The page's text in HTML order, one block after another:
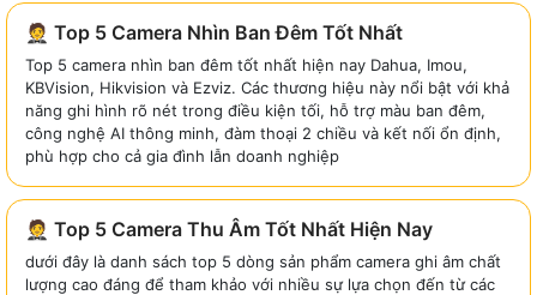
🤵 Top 5 Camera Nhìn Ban Đêm Tốt Nhất
Top 5 camera nhìn ban đêm tốt nhất hiện nay Dahua, Imou,
KBVision, Hikvision và Ezviz. Các thương hiệu này nổi bật với khả
năng ghi hình rõ nét trong điều kiện tối, hỗ trợ màu ban đêm,
công nghệ AI thông minh, đàm thoại 2 chiều và kết nối ổn định,
phù hợp cho cả gia đình lẫn doanh nghiệp
🤵 Top 5 Camera Thu Âm Tốt Nhất Hiện Nay
dưới đây là danh sách top 5 dòng sản phẩm camera ghi âm chất
lượng cao đáng để tham khảo với nhiều sự lựa chọn đến từ các